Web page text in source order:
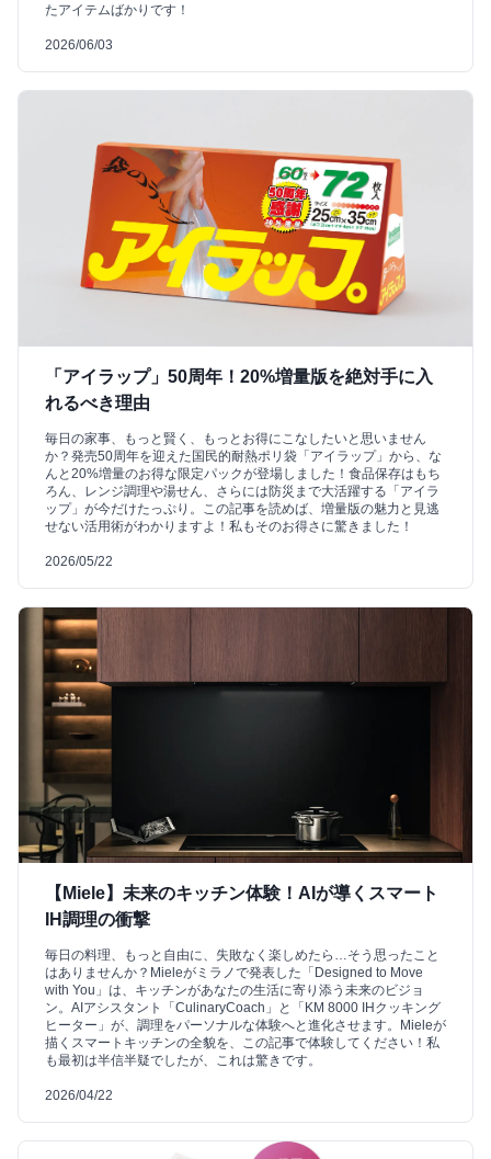
たアイテムばかりです！
2026/06/03
「アイラップ」50周年！20%増量版を絶対手に入
れるべき理由
毎日の家事、もっと賢く、もっとお得にこなしたいと思いません
か？発売50周年を迎えた国民的耐熱ポリ袋「アイラップ」から、な
んと20%増量のお得な限定パックが登場しました！食品保存はもち
ろん、レンジ調理や湯せん、さらには防災まで大活躍する「アイラ
ップ」が今だけたっぷり。この記事を読めば、増量版の魅力と見逃
せない活用術がわかりますよ！私もそのお得さに驚きました！
2026/05/22
【Miele】未来のキッチン体験！AIが導くスマート
IH調理の衝撃
毎日の料理、もっと自由に、失敗なく楽しめたら…そう思ったこと
はありませんか？Mieleがミラノで発表した「Designed to Move
with You」は、キッチンがあなたの生活に寄り添う未来のビジョ
ン。AIアシスタント「CulinaryCoach」と「KM 8000 IHクッキング
ヒーター」が、調理をパーソナルな体験へと進化させます。Mieleが
描くスマートキッチンの全貌を、この記事で体験してください！私
も最初は半信半疑でしたが、これは驚きです。
2026/04/22